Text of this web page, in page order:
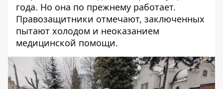
года. Но она по прежнему работает.
Правозащитники отмечают, заключенных
пытают холодом и неоказанием
медицинской помощи.